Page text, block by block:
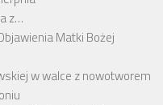
z…
Matki Bożej
w walce z nowotworem